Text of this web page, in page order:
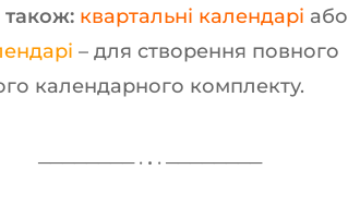
також: квартальні календарі або
– для створення повного
календарного комплекту.
──────── · • · ────────